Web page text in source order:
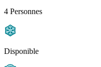
4 Personnes
Disponible